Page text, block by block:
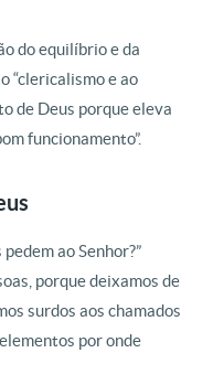
do equilíbrio e da
“clericalismo e ao
de Deus porque eleva
funcionamento”.
ao Senhor?”
porque deixamos de
surdos aos chamados
por onde